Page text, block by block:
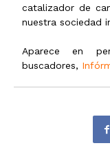
catalizador de
nuestra sociedad
Aparece en
buscadores,